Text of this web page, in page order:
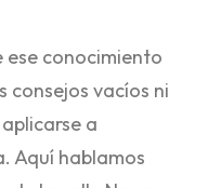
ese conocimiento
consejos vacíos ni
a
Aquí hablamos